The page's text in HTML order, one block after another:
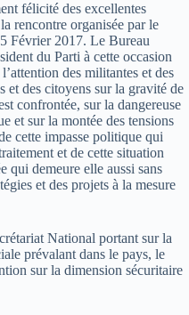
félicité des excellentes
rencontre organisée par le
Février 2017. Le Bureau
du Parti à cette occasion
des militantes et des
et des citoyens sur la gravité de
confrontée, sur la dangereuse
et sur la montée des tensions
cette impasse politique qui
et de cette situation
qui demeure elle aussi sans
et des projets à la mesure
National portant sur la
prévalant dans le pays, le
sur la dimension sécuritaire